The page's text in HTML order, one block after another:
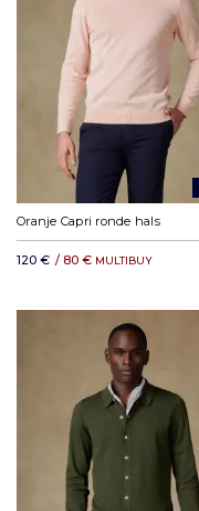
Oranje Capri ronde hals
120 € / 80 € MULTIBUY